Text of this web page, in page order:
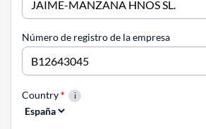
Número de registro de la empresa
Country*